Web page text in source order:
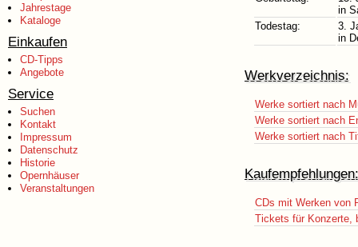
Jahrestage
Kataloge
Einkaufen
CD-Tipps
Angebote
Service
Suchen
Kontakt
Impressum
Datenschutz
Historie
Opernhäuser
Veranstaltungen
in
Todestag:
3.
in
Werkverzeichnis:
Werke sortiert nach
Werke sortiert nach
Werke sortiert nach
Kaufempfehlungen:
CDs mit Werken von
Tickets für Konzerte,